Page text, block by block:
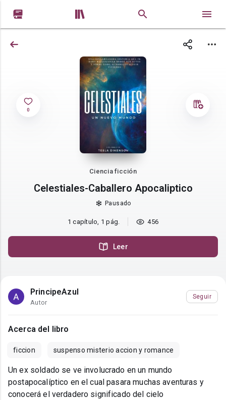
 
0
Ciencia ficción
Celestiales-Caballero Apocaliptico
Pausado
1 capítulo, 1 pág. 456
Leer
PrincipeAzul
Autor
Seguir
Acerca del libro
ficcion suspenso misterio accion y romance
Un ex soldado se ve involucrado en un mundo
postapocalíptico en el cual pasara muchas aventuras y
conocerá el verdadero significado del cielo